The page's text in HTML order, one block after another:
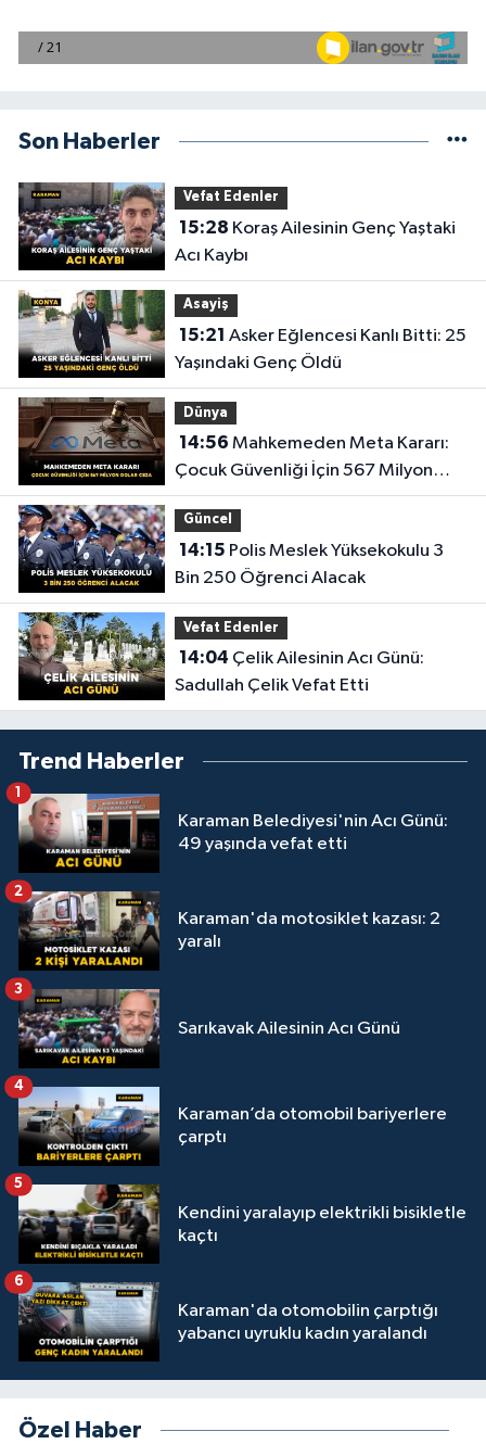
Son Haberler
Vefat Edenler
15:28
Acı Kaybı
Asayiş
15:21
Yaşındaki Genç Öldü
Dünya
14:56
Çocuk Güvenliği İçin 567 Milyon
Dolar Ceza
Güncel
14:15
Bin 250 Öğrenci Alacak
Vefat Edenler
14:04
Sadullah Çelik Vefat Etti
Trend Haberler
Karaman Belediyesi'nin Acı Günü:
49 yaşında vefat etti
1
Karaman'da motosiklet kazası: 2
yaralı
2
Sarıkavak Ailesinin Acı Günü
3
Karaman’da otomobil bariyerlere
çarptı
4
Kendini yaralayıp elektrikli bisikletle
kaçtı
5
Karaman'da otomobilin çarptığı
yabancı uyruklu kadın yaralandı
6
Özel Haber